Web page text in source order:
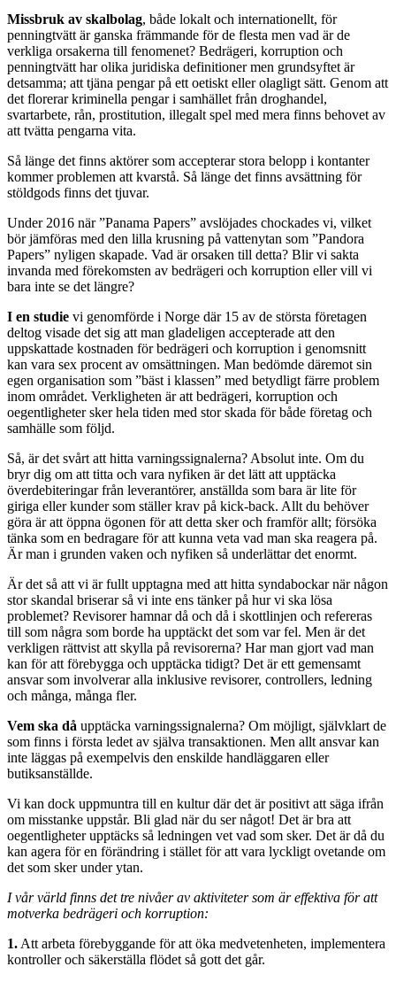
Missbruk av skalbolag, både lokalt och internationellt, för
penningtvätt är ganska främmande för de flesta men vad är de
verkliga orsakerna till fenomenet? Bedrägeri, kor­ruption och
penningtvätt har olika juridiska definitioner men grundsyftet är
detsamma; att tjäna pengar på ett oetiskt eller olagligt sätt. Genom att
det florerar kriminella pengar i samhället från droghandel,
svartarbete, rån, prostitution, illegalt spel med mera finns behovet av
att tvätta pengarna vita.
Så länge det finns aktörer som accepterar stora belopp i kontanter
kommer problemen att kvarstå. Så länge det finns avsättning för
stöldgods finns det tjuvar.
Under 2016 när ”Panama Papers” avslöjades chockades vi, vilket
bör jämföras med den lilla krusning på vattenytan som ”Pandora
Papers” nyligen skapade. Vad är orsaken till detta? Blir vi sakta
invanda med förekomsten av bedrägeri och korruption eller vill vi
bara inte se det längre?
I en studie vi genomförde i Norge där 15 av de största företagen
deltog visade det sig att man gladeligen accepterade att den
uppskattade kostnaden för bedrägeri och korruption i ge­nomsnitt
kan vara sex procent av omsättningen. Man bedömde däremot sin
egen organisation som ”bäst i klassen” med betydligt färre problem
inom området. Verkligheten är att bedrägeri, korruption och
oegentligheter sker hela tiden med stor skada för både företag och
samhälle som följd.
Så, är det svårt att hitta varningssignalerna? Absolut inte. Om du
bryr dig om att titta och vara nyfiken är det lätt att upptäcka
överdebiteringar från leverantörer, anställda som bara är lite för
giriga eller kunder som ställer krav på kick-back. Allt du behöver
göra är att öppna ögonen för att detta sker och framför allt; försöka
tänka som en bedragare för att kunna veta vad man ska reagera på.
Är man i grunden vaken och nyfiken så underlättar det enormt.
Är det så att vi är fullt upptagna med att hitta syndabockar när någon
stor skandal briserar så vi inte ens tänker på hur vi ska lösa
problemet? Revisorer hamnar då och då i skottlinjen och refereras
till som några som borde ha upp­täckt det som var fel. Men är det
verkligen rätt­vist att skylla på revisorerna? Har man gjort vad man
kan för att förebygga och upptäcka tidigt? Det är ett gemensamt
ansvar som involverar alla inklusive revisorer, controllers, ledning
och många, många fler.
Vem ska då upptäcka varningssignalerna? Om möjligt, självklart de
som finns i första ledet av själva transaktionen. Men allt ansvar kan
inte läggas på exempelvis den enskilde handläg­garen eller
butiksanställde.
Vi kan dock uppmuntra till en kultur där det är positivt att säga ifrån
om misstanke uppstår. Bli glad när du ser något! Det är bra att
oegentlig­heter upptäcks så ledningen vet vad som sker. Det är då du
kan agera för en förändring i stället för att vara lyckligt ovetande om
det som sker under ytan.
I vår värld finns det tre nivåer av aktiviteter som är effektiva för att
motverka bedrägeri och korruption:
1. Att arbeta förebyggande för att öka med­vetenheten, implementera
kontroller och säkerställa flödet så gott det går.